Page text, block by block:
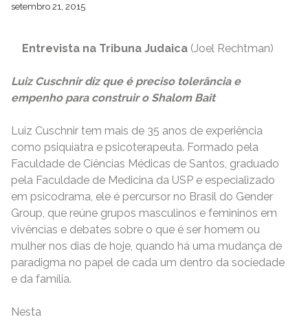
setembro 21, 2015
Entrevista na Tribuna Judaica (Joel Rechtman)
Luiz Cuschnir diz que é preciso tolerância e
empenho para construir o Shalom Bait
Luiz Cuschnir tem mais de 35 anos de experiência
como psiquiatra e psicoterapeuta. Formado pela
Faculdade de Ciências Médicas de Santos, graduado
pela Faculdade de Medicina da USP e especializado
em psicodrama, ele é percursor no Brasil do Gender
Group, que reúne grupos masculinos e femininos em
vivências e debates sobre o que é ser homem ou
mulher nos dias de hoje, quando há uma mudança de
paradigma no papel de cada um dentro da sociedade
e da família.
Nesta